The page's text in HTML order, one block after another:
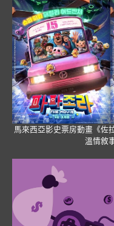
馬來西亞影史票房動畫《佐
溫情敘